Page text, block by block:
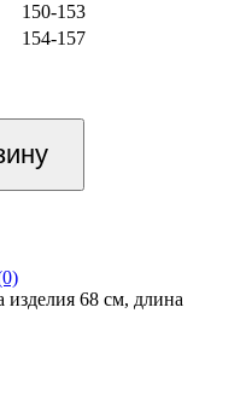
150-153
154-157
изделия 68 см, длина